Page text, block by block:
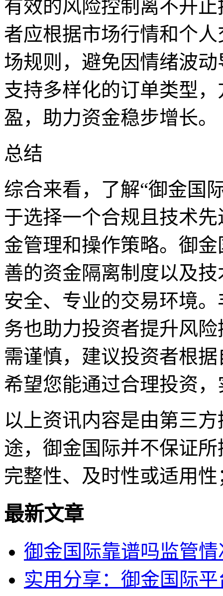
有效的风险控制离不开
者应根据市场行情和个
场规则，避免因情绪波
支持多样化的订单类型
盈，助力资金稳步增长。
总结
综合来看，了解“御金国
于选择一个合规且技术
金管理和操作策略。御
善的资金隔离制度以及
安全、专业的交易环境
务也助力投资者提升风
需谨慎，建议投资者根
希望您能通过合理投资
以上资讯内容是由第三
途，御金国际并不保证
完整性、及时性或适用
最新文章
御金国际靠谱吗监管
实用分享：御金国际